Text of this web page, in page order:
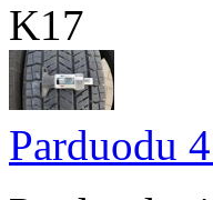
K17
Parduodu